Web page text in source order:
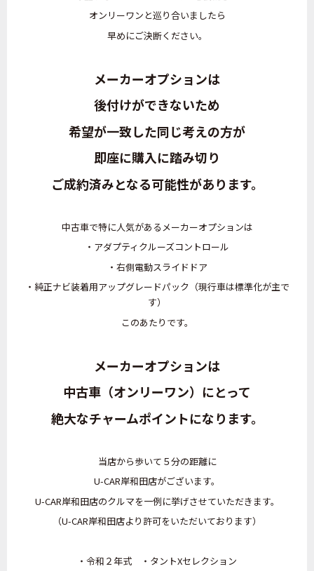
オンリーワンと巡り合いましたら
早めにご決断ください。
メーカーオプションは
後付けができないため
希望が一致した同じ考えの方が
即座に購入に踏み切り
ご成約済みとなる可能性があります。
中古車で特に人気があるメーカーオプションは
・アダプティクルーズコントロール
・右側電動スライドドア
・純正ナビ装着用アップグレードパック（現行車は標準化が主で
す）
このあたりです。
メーカーオプションは
中古車（オンリーワン）にとって
絶大なチャームポイントになります。
当店から歩いて５分の距離に
U-CAR岸和田店がございます。
U-CAR岸和田店のクルマを一例に挙げさせていただきます。
（U-CAR岸和田店より許可をいただいております）
・令和２年式 ・タントXセレクション